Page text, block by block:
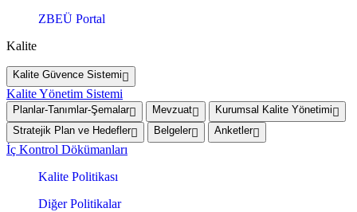
ZBEÜ Portal
Kalite
Kalite Güvence Sistemi
Kalite Yönetim Sistemi
Planlar-Tanımlar-Şemalar Mevzuat
Kurumsal Kalite Yönetimi
Stratejik Plan ve Hedefler
Belgeler Anketler
İç Kontrol Dökümanları
Kalite Politikası
Diğer Politikalar